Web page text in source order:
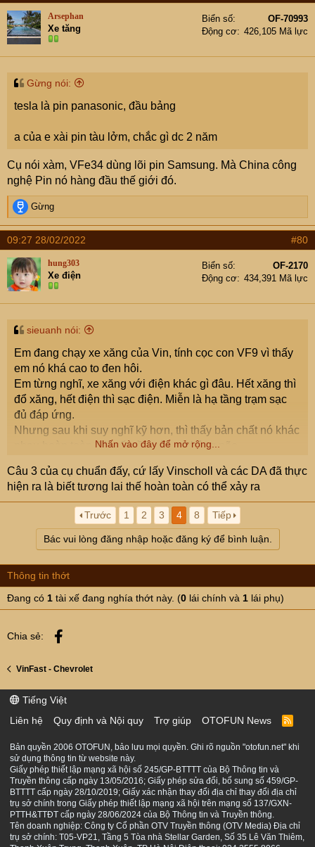
Arsephan
Xe tăng
Biển số
OF-70993
Động cơ
426,105 Mã lực
Gừng nói:
tesla là pin panasonic, đầu bảng
a của e xài pin tàu lởm, chắc gì dc 2 năm
Cụ nói xàm, VFe34 dùng lõi pin Samsung. Mà China công
nghệ Pin nó hàng đầu thế giới đó.
R
e
a
t
i
o
n
s
Gừng
09:27 28/02/2022 #80
hung303
Xe điện
Biển số
OF-2170
Động cơ
434,391 Mã lực
sieuanh nói:
Em đang chạy xe xăng của Vin, tính cọc con VF9 vì thấy
em nó khá cao to đen hôi.
Em từng nghĩ, xe xăng với điện khác gì đâu. Hết xăng thì
đổ xăng, hết điện thì sạc điện. Miễn là hạ tầng trạm sạc
đủ đáp ứng.
Nhưng sau khi suy nghĩ kỹ hơn, thì thấy bản chất nó khác
nhau hoàn toàn. Mà rất cần các cụ thông não
Thứ 1: Xăng mua đâu cũng được. Có xăng là lên đường.
Nhưng với xe điện, có điện chưa chắc đi được, điện chỉ
là trung gian để dẫn vào PIN.
Thứ 2: Thuê PIN đi kèm với 1 hợp đồng ràng buộc. Mà
xe thì xế vẫn đắp chiếu. Điều này tạo ra sự độc quyền
Thứ 3: Khi sự độc quyền xẩy ra, 1 vài năm sau, số lượng
gấp 3 gấp 5 lần. Người mua phải chịu àh. Ko chịu thì xe
đắp chiếu. Hoặc mang đi bán cho những người mới
Các cụ có cao kiến gì thì bàn luận cho a e tham khảo
Nhấn vào đây để mở rộng...
Câu 3 của cụ chuẩn đấy, cứ lấy Vinscholl và các DA đã thực
hiện ra là biết tương lai thế hoàn toàn có thể xảy ra
Trước 1 2 3 4 8 Tiếp
Bác vui lòng đăng nhập hoặc đăng ký để bình luận.
Thông tin thớt
Đang có 1 tài xế đang nghía thớt này. (0 lái chính và 1 lái phụ)
Chia sẻ:
VinFast - Chevrolet
Tiếng Việt
Liên hệ
Quy định và Nội quy Trợ giúp OTOFUN News
R
S
Bản quyền 2006 OTOFUN, bảo lưu mọi quyền. Ghi rõ nguồn "otofun.net" khi
sử dụng thông tin từ website này.
Giấy phép thiết lập mạng xã hội số 245/GP-BTTTT của Bộ Thông tin và
Truyền thông cấp ngày 13/05/2016; Giấy phép sửa đổi, bổ sung số 459/GP-
BTTTT cấp ngày 28/10/2019; Giấy xác nhận thay đổi địa chỉ thay đổi địa chỉ
trụ sở chính trong Giấy phép thiết lập mạng xã hội trên mạng số 137/GXN-
PTTH&TTĐT cấp ngày 28/06/2024 của Bộ Thông tin và Truyền thông.
Tên doanh nghiệp: Công ty Cổ phần OTV Truyền thông (OTV Media) Địa chỉ
trụ sở chính: T05-VP21, Tầng 5 Tòa nhà Stellar Garden, Số 35 Lê Văn Thiêm,